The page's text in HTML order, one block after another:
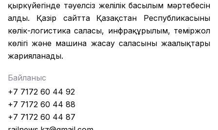
қыркүйегінде тәуелсіз желілік басылым мәртебесін
алды. Қазір сайтта Қазақстан Республикасының
көлік-логистика саласы, инфрақұрылым, теміржол
көлігі және машина жасау саласының жаңалықтары
жарияланады.
Байланыс
+7 7172 60 44 92
+7 7172 60 44 88
+7 7172 60 44 87